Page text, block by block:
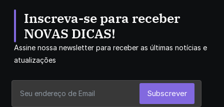
Inscreva-se para receber
NOVAS DICAS!
Assine nossa newsletter para receber as últimas notícias e
atualizações
Subscrever